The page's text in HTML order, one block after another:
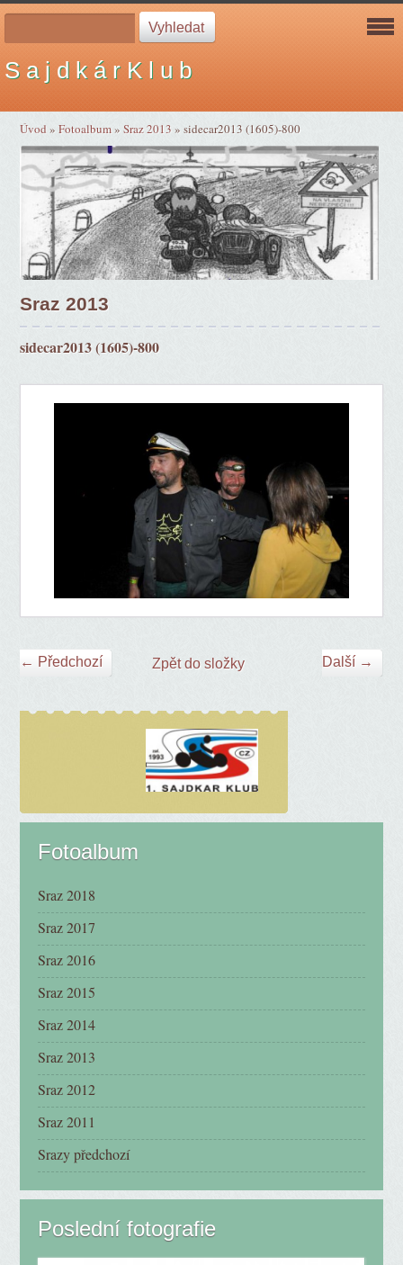
S a j d k á r K l u b
Úvod »Fotoalbum»Sraz 2013 »sidecar2013 (1605)-800
Sraz 2013
sidecar2013 (1605)-800
← Předchozí Další →
Zpět do složky
Fotoalbum
Sraz 2018
Sraz 2017
Sraz 2016
Sraz 2015
Sraz 2014
Sraz 2013
Sraz 2012
Sraz 2011
Srazy předchozí
Poslední fotografie